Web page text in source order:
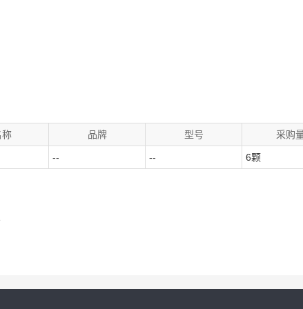
称 品牌 型号 采购
-- -- 6颗